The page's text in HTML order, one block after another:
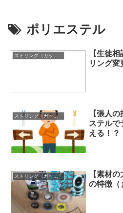
ポリエステル
【生徒
リング変
ストリング（ガット）
【張人
ステルで
える！？
ストリング（ガット）
【素材
の特徴（